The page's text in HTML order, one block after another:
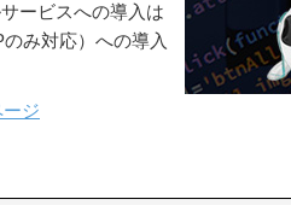
ービスへの導入は
み対応）への導入
ジ